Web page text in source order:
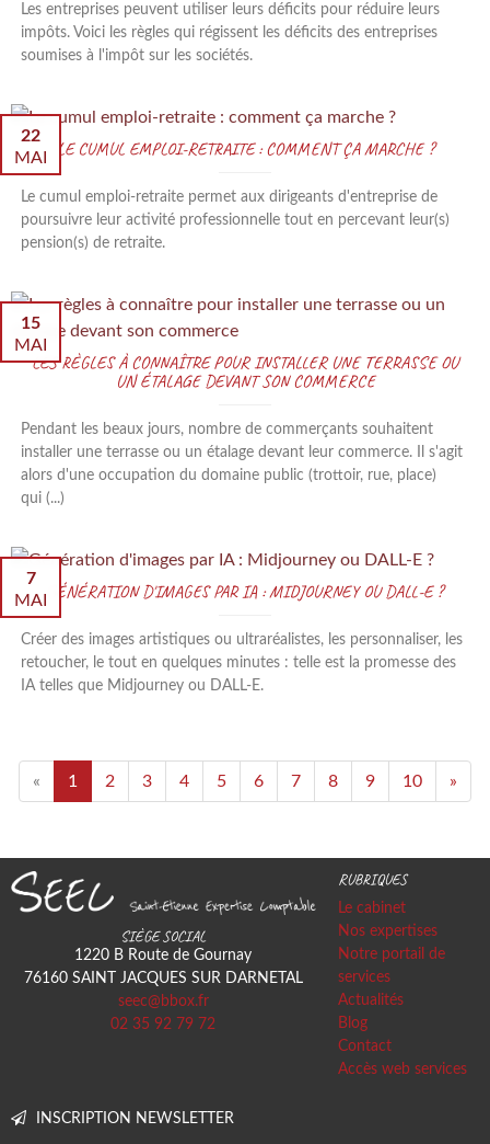
Les entreprises peuvent utiliser leurs déficits pour réduire leurs
impôts. Voici les règles qui régissent les déficits des entreprises
soumises à l'impôt sur les sociétés.
LE CUMUL EMPLOI-RETRAITE : COMMENT ÇA MARCHE ?
22
MAI
Le cumul emploi-retraite permet aux dirigeants d'entreprise de
poursuivre leur activité professionnelle tout en percevant leur(s)
pension(s) de retraite.
LES RÈGLES À CONNAÎTRE POUR INSTALLER UNE TERRASSE OU
UN ÉTALAGE DEVANT SON COMMERCE
15
MAI
Pendant les beaux jours, nombre de commerçants souhaitent
installer une terrasse ou un étalage devant leur commerce. Il s'agit
alors d'une occupation du domaine public (trottoir, rue, place)
qui (...)
GÉNÉRATION D'IMAGES PAR IA : MIDJOURNEY OU DALL-E ?
7
MAI
Créer des images artistiques ou ultraréalistes, les personnaliser, les
retoucher, le tout en quelques minutes : telle est la promesse des
IA telles que Midjourney ou DALL-E.
« 1 2 3 4 5 6 7 8 9 10 »
SIÈGE SOCIAL
1220 B Route de Gournay
76160 SAINT JACQUES SUR DARNETAL
seec@bbox.fr
02 35 92 79 72
RUBRIQUES
Le cabinet
Nos expertises
Notre portail de
services
Actualités
Blog
Contact
Accès web services
INSCRIPTION NEWSLETTER